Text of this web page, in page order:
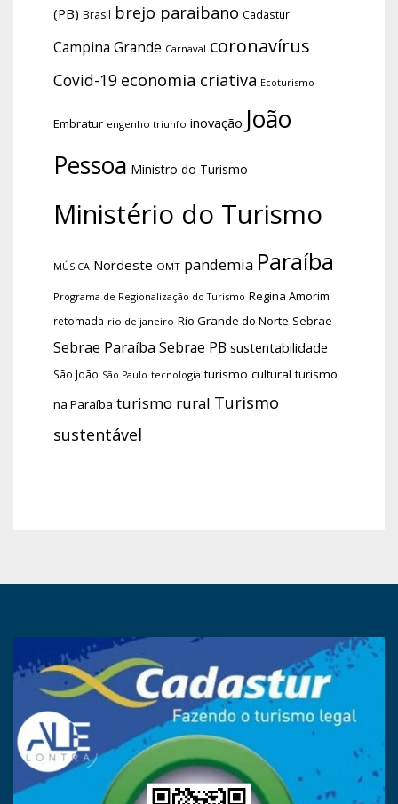
(PB) Brasil brejo paraibano Cadastur
Campina Grande Carnaval coronavírus
Covid-19 economia criativa Ecoturismo
Embratur engenho triunfo inovação João
Pessoa Ministro do Turismo
Ministério do Turismo
MÚSICA Nordeste OMT pandemia Paraíba
Programa de Regionalização do Turismo Regina Amorim
retomada rio de janeiro Rio Grande do Norte Sebrae
Sebrae Paraíba Sebrae PB sustentabilidade
São João São Paulo tecnologia turismo cultural turismo
na Paraíba turismo rural Turismo
sustentável